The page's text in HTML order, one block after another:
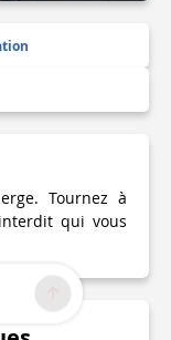
Tournez à
qui vous